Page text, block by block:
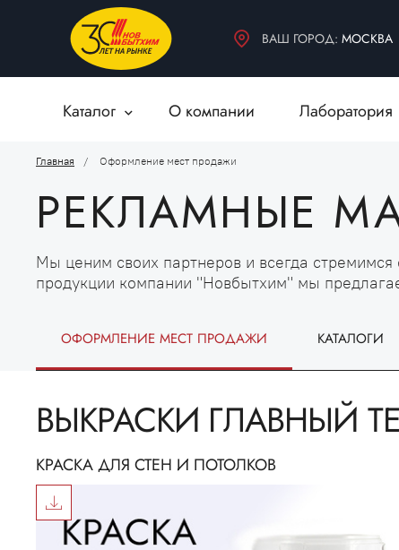
ВАШ ГОРОД: МОСКВА
Каталог
БЫТОВАЯ ХИМИЯ
ДЕКОРАТИВНЫЕ МАТЕРИАЛЫ
ВСПОМОГАТЕЛЬНЫЕ МАТЕРИАЛЫ
О компании
Лаборатория
Главная Оформление мест продажи
РЕКЛАМНЫЕ
Мы ценим своих партнеров и всегда
продукции компании "Новбытхим" мы
ОФОРМЛЕНИЕ МЕСТ ПРОДАЖИ КАТАЛОГИ
ВЫКРАСКИ ГЛАВНЫЙ
КРАСКА ДЛЯ СТЕН И ПОТОЛКОВ